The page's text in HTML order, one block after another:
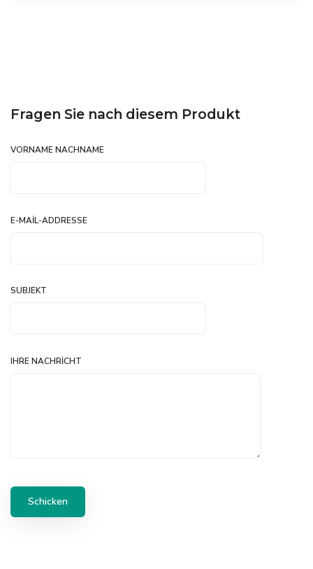
Fragen Sie nach diesem Produkt
VORNAME NACHNAME
E-MAIL-ADDRESSE
SUBJEKT
IHRE NACHRICHT